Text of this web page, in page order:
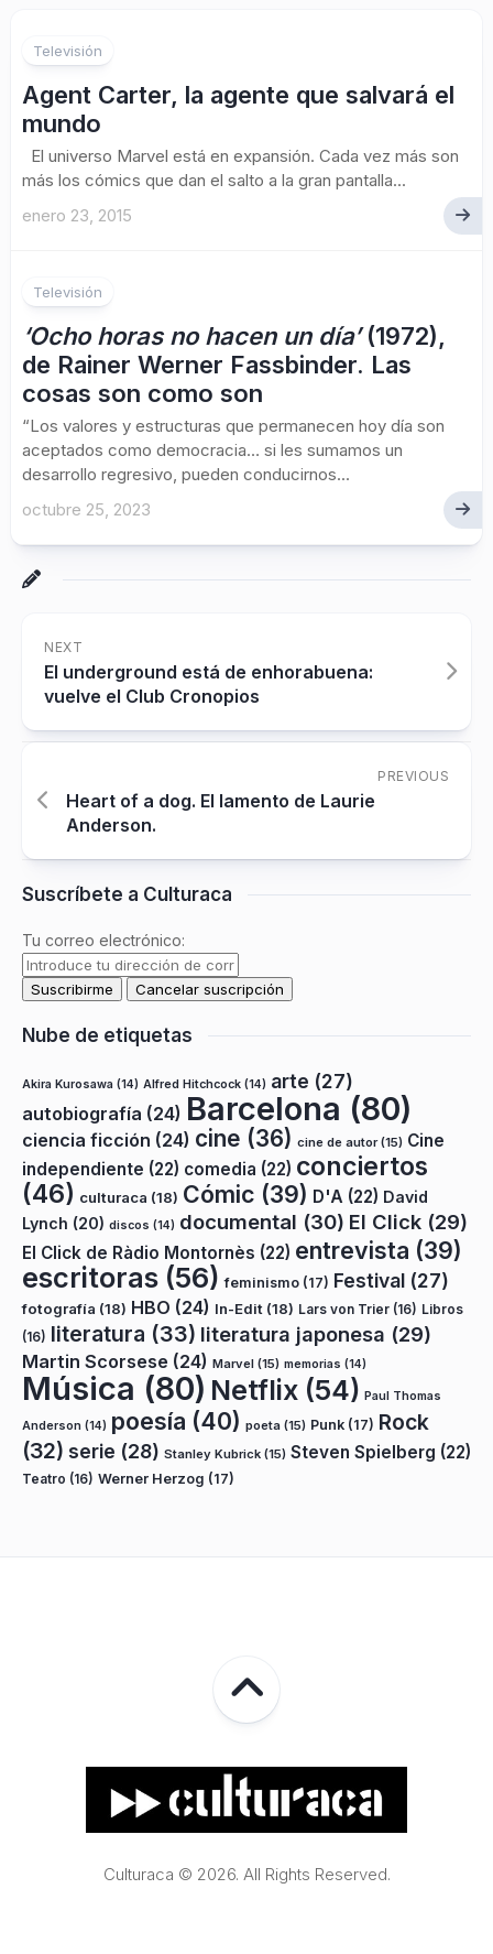
Televisión
Agent Carter, la agente que salvará el
mundo
El universo Marvel está en expansión. Cada vez más son
más los cómics que dan el salto a la gran pantalla...
enero 23, 2015
Televisión
‘Ocho horas no hacen un día’(1972),
de Rainer Werner Fassbinder. Las
cosas son como son
“Los valores y estructuras que permanecen hoy día son
aceptados como democracia… si les sumamos un
desarrollo regresivo, pueden conducirnos...
octubre 25, 2023
NEXT
El underground está de enhorabuena:
vuelve el Club Cronopios
PREVIOUS
Heart of a dog. El lamento de Laurie
Anderson.
Suscríbete a Culturaca
Tu correo electrónico:
Nube de etiquetas
Akira Kurosawa (14) Alfred Hitchcock (14) arte (27)
autobiografía (24) Barcelona (80)
ciencia ficción (24) cine (36) cine de autor(15) Cine
independiente (22) comedia (22) conciertos
(46) culturaca (18) Cómic (39) D'A (22) David
Lynch (20) discos (14) documental (30) El Click (29)
El Click de Ràdio Montornès (22) entrevista (39)
escritoras (56) feminismo (17) Festival (27)
fotografía (18) HBO (24) In-Edit (18) Lars von Trier (16) Libros
(16) literatura (33) literatura japonesa (29)
Martin Scorsese (24) Marvel (15) memorias (14)
Música (80) Netflix (54) Paul Thomas
Anderson (14) poesía (40) poeta (15) Punk (17) Rock
(32) serie (28) Stanley Kubrick (15) Steven Spielberg (22)
Teatro (16) Werner Herzog (17)
Culturaca © 2026. All Rights Reserved.